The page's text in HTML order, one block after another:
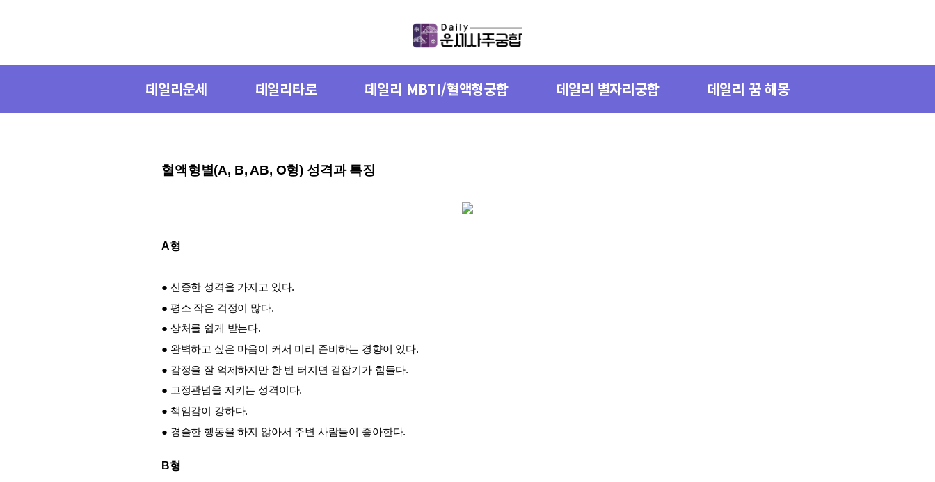
데일리운세 데일리타로 데일리 MBTI/혈액형궁합 데일리 별자리궁합 데일리 꿈 해몽
혈액형별(A, B, AB, O형) 성격과 특징
A형
● 신중한 성격을 가지고 있다.
● 평소 작은 걱정이 많다.
● 상처를 쉽게 받는다.
● 완벽하고 싶은 마음이 커서 미리 준비하는 경향이 있다.
● 감정을 잘 억제하지만 한 번 터지면 걷잡기가 힘들다.
● 고정관념을 지키는 성격이다.
● 책임감이 강하다.
● 경솔한 행동을 하지 않아서 주변 사람들이 좋아한다.
B형